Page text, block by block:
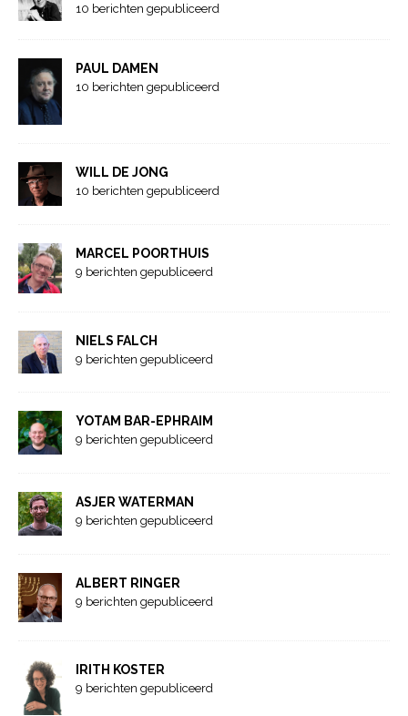
10 berichten gepubliceerd
PAUL DAMEN
10 berichten gepubliceerd
WILL DE JONG
10 berichten gepubliceerd
MARCEL POORTHUIS
9 berichten gepubliceerd
NIELS FALCH
9 berichten gepubliceerd
YOTAM BAR-EPHRAIM
9 berichten gepubliceerd
ASJER WATERMAN
9 berichten gepubliceerd
ALBERT RINGER
9 berichten gepubliceerd
IRITH KOSTER
9 berichten gepubliceerd